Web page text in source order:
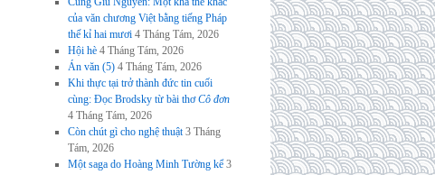
của văn chương Việt bằng tiếng Pháp
thế kỉ hai mươi 4 Tháng Tám, 2026
Hội hè 4 Tháng Tám, 2026
Án văn (5) 4 Tháng Tám, 2026
Khi thực tại trở thành đức tin cuối
cùng: Đọc Brodsky từ bài thơCô đơn
4 Tháng Tám, 2026
Còn chút gì cho nghệ thuật 3 Tháng
Tám, 2026
Một saga do Hoàng Minh Tường kể 3